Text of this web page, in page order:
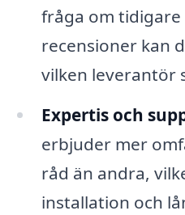
fråga om tidigare
recensioner kan
vilken leverantör
Expertis och
erbjuder mer
råd än andra,
installation och